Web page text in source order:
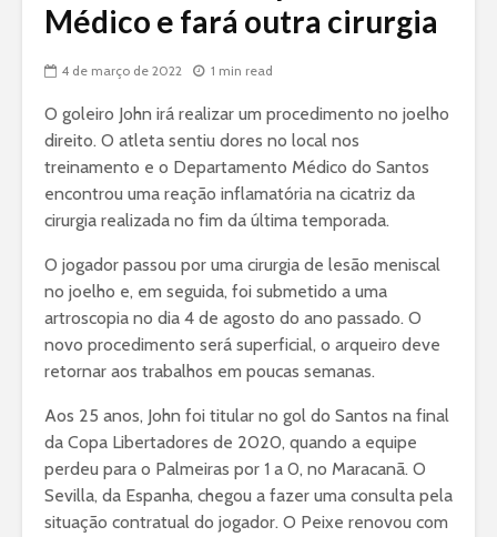
Médico e fará outra cirurgia
4 de março de 2022 1 min read
O goleiro John irá realizar um procedimento no joelho
direito. O atleta sentiu dores no local nos
treinamento e o Departamento Médico do Santos
encontrou uma reação inflamatória na cicatriz da
cirurgia realizada no fim da última temporada.
O jogador passou por uma cirurgia de lesão meniscal
no joelho e, em seguida, foi submetido a uma
artroscopia no dia 4 de agosto do ano passado. O
novo procedimento será superficial, o arqueiro deve
retornar aos trabalhos em poucas semanas.
Aos 25 anos, John foi titular no gol do Santos na final
da Copa Libertadores de 2020, quando a equipe
perdeu para o Palmeiras por 1 a 0, no Maracanã. O
Sevilla, da Espanha, chegou a fazer uma consulta pela
situação contratual do jogador. O Peixe renovou com